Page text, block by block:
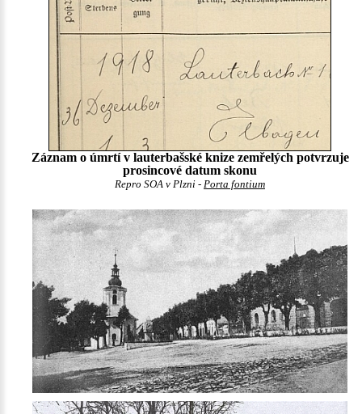
Záznam o úmrtí v lauterbašské knize zemřelých potvrzuje
prosincové datum skonu
Repro SOA v Plzni - Porta fontium